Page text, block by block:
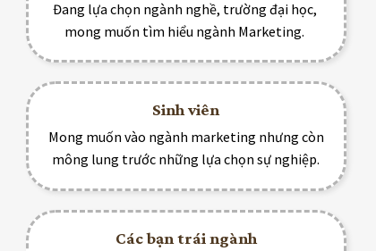
Đang lựa chọn ngành nghề, trường đại học,
mong muốn tìm hiểu ngành Marketing.
Mong muốn vào ngành marketing nhưng còn
mông lung trước những lựa chọn sự nghiệp.
Sinh viên
Các bạn trái ngành